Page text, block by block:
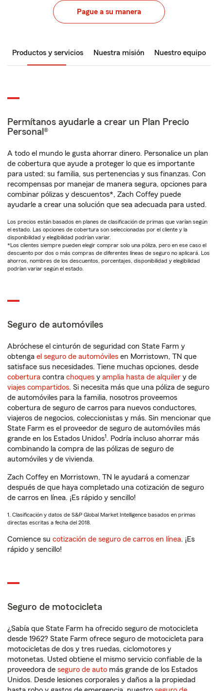
Pague a su manera
Productos y servicios Nuestra misión Nuestro equipo
Permítanos ayudarle a crear un Plan Precio
Personal®
A todo el mundo le gusta ahorrar dinero. Personalice un plan
de cobertura que ayude a proteger lo que es importante
para usted: su familia, sus pertenencias y sus finanzas. Con
recompensas por manejar de manera segura, opciones para
combinar pólizas y descuentos*, Zach Coffey puede
ayudarle a crear una solución que sea adecuada para usted.
Los precios están basados en planes de clasificación de primas que varían según
el estado. Las opciones de cobertura son seleccionadas por el cliente y la
disponibilidad y elegibilidad podrían variar.
*Los clientes siempre pueden elegir comprar solo una póliza, pero en ese caso el
descuento por dos o más compras de diferentes líneas de seguro no aplicará. Los
ahorros, nombres de los descuentos, porcentajes, disponibilidad y elegibilidad
podrían variar según el estado.
Seguro de automóviles
Abróchese el cinturón de seguridad con State Farm y
obtenga el seguro de automóviles en Morristown, TN que
satisface sus necesidades. Tiene muchas opciones, desde
cobertura contra choques y amplia hasta de alquiler y de
viajes compartidos. Si necesita más que una póliza de seguro
de automóviles para la familia, nosotros proveemos
cobertura de seguro de carros para nuevos conductores,
viajeros de negocios, coleccionistas y más. Sin mencionar que
State Farm es el proveedor de seguro de automóviles más
grande en los Estados Unidos1. Podría incluso ahorrar más
combinando la compra de las pólizas de seguro de
automóviles y de vivienda.
Zach Coffey en Morristown, TN le ayudará a comenzar
después de que haya completado una cotización de seguro
de carros en línea. ¡Es rápido y sencillo!
1. Clasificación y datos de S&P Global Market Intelligence basados en primas
directas escritas a fecha del 2018.
Comience su cotización de seguro de carros en línea. ¡Es
rápido y sencillo!
Seguro de motocicleta
¿Sabía que State Farm ha ofrecido seguro de motocicleta
desde 1962? State Farm ofrece seguro de motocicleta para
motocicletas de dos y tres ruedas, ciclomotores y
motonetas. Usted obtiene el mismo servicio confiable de la
proveedora de seguro de auto más grande de los Estados
Unidos. Desde lesiones corporales y daños a la propiedad